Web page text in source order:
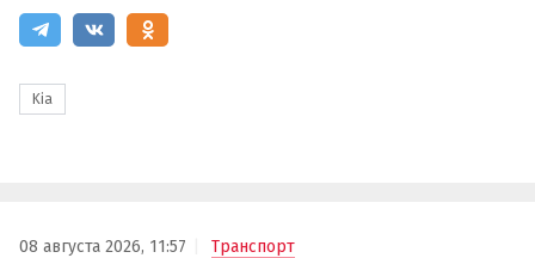
Kia
08 августа 2026, 11:57 Транспорт